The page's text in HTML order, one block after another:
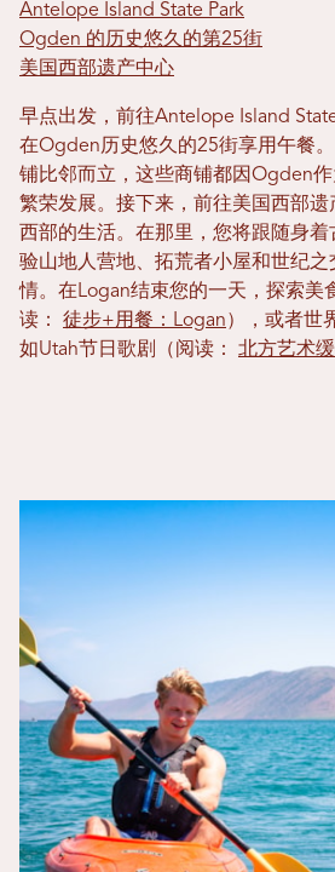
Antelope Island State Park
Ogden 的历史悠久的第25街
美国西部遗产中心
早点出发，前往Antelope Island
在Ogden历史悠久的25街享用午餐
铺比邻而立，这些商铺都因Ogden
繁荣发展。接下来，前往美国西部
西部的生活。在那里，您将跟随身
验山地人营地、拓荒者小屋和世纪
情。在Logan结束您的一天，探索美
读： 徒步+用餐：Logan ），或者世
如Utah节日歌剧（阅读： 北方艺术